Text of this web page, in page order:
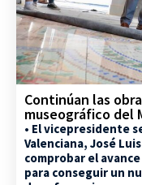
Continúan las
museográfico del
• El vicepresidente
Valenciana, José
comprobar el
para conseguir un